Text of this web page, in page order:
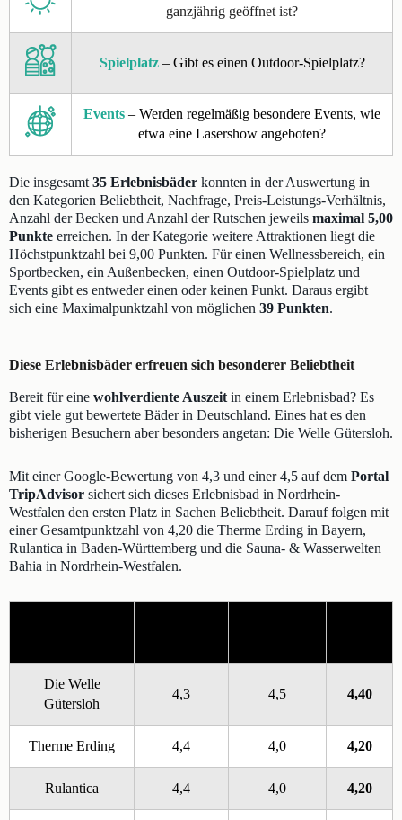
ganzjährig geöffnet ist?
Spielplatz – Gibt es einen Outdoor-Spielplatz?
Events – Werden regelmäßig besondere Events, wie
etwa eine Lasershow angeboten?
Die insgesamt 35 Erlebnisbäder konnten in der Auswertung in
den Kategorien Beliebtheit, Nachfrage, Preis-Leistungs-Verhältnis,
Anzahl der Becken und Anzahl der Rutschen jeweils maximal 5,00
Punkte erreichen. In der Kategorie weitere Attraktionen liegt die
Höchstpunktzahl bei 9,00 Punkten. Für einen Wellnessbereich, ein
Sportbecken, ein Außenbecken, einen Outdoor-Spielplatz und
Events gibt es entweder einen oder keinen Punkt. Daraus ergibt
sich eine Maximalpunktzahl von möglichen 39 Punkten.
Diese Erlebnisbäder erfreuen sich besonderer Beliebtheit
Bereit für eine wohlverdiente Auszeit in einem Erlebnisbad? Es
gibt viele gut bewertete Bäder in Deutschland. Eines hat es den
bisherigen Besuchern aber besonders angetan: Die Welle Gütersloh.
Mit einer Google-Bewertung von 4,3 und einer 4,5 auf dem Portal
TripAdvisor sichert sich dieses Erlebnisbad in Nordrhein-
Westfalen den ersten Platz in Sachen Beliebtheit. Darauf folgen mit
einer Gesamtpunktzahl von 4,20 die Therme Erding in Bayern,
Rulantica in Baden-Württemberg und die Sauna- & Wasserwelten
Bahia in Nordrhein-Westfalen.
Die Welle
Gütersloh
4,3 4,5 4,40
Therme Erding 4,4 4,0 4,20
Rulantica 4,4 4,0 4,20